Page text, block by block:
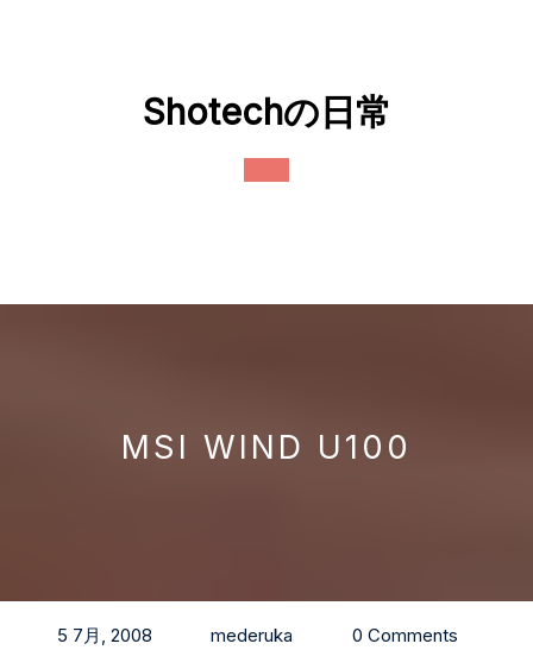
Shotechの日常
MSI WIND U100
5 7月, 2008 mederuka
0 Comments